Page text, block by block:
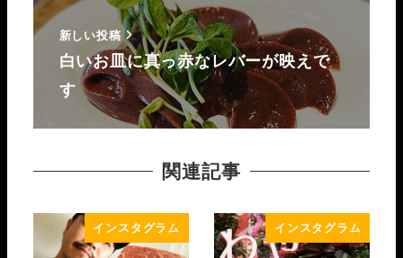
新しい投稿
白いお皿に真っ赤なレバーが映えで
す
関連記事
インスタグラム インスタグラム